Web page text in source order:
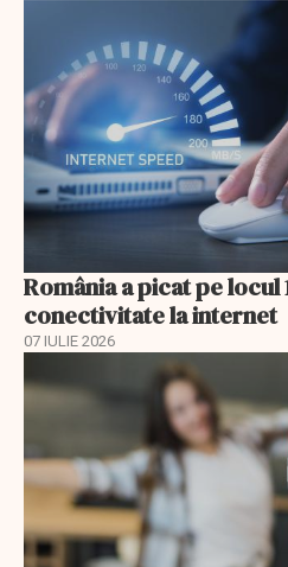
România a picat pe
conectivitate la internet
07 IULIE 2026